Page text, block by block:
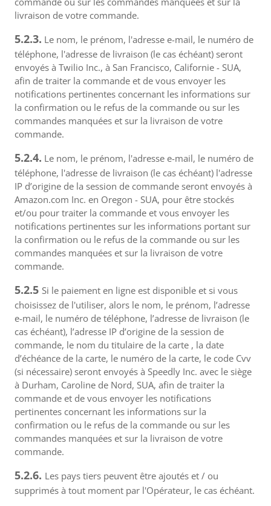
livraison de votre commande.
5.2.3. Le nom, le prénom, l'adresse e-mail, le numéro de
téléphone, l'adresse de livraison (le cas échéant) seront
envoyés à Twilio Inc., à San Francisco, Californie - SUA,
afin de traiter la commande et de vous envoyer les
notifications pertinentes concernant les informations sur
la confirmation ou le refus de la commande ou sur les
commandes manquées et sur la livraison de votre
commande.
5.2.4. Le nom, le prénom, l'adresse e-mail, le numéro de
téléphone, l'adresse de livraison (le cas échéant) l'adresse
IP d’origine de la session de commande seront envoyés à
Amazon.com Inc. en Oregon - SUA, pour être stockés
et/ou pour traiter la commande et vous envoyer les
notifications pertinentes sur les informations portant sur
la confirmation ou le refus de la commande ou sur les
commandes manquées et sur la livraison de votre
commande.
5.2.5 Si le paiement en ligne est disponible et si vous
choisissez de l'utiliser, alors le nom, le prénom, l’adresse
e-mail, le numéro de téléphone, l’adresse de livraison (le
cas échéant), l’adresse IP d’origine de la session de
commande, le nom du titulaire de la carte , la date
d’échéance de la carte, le numéro de la carte, le code Cvv
(si nécessaire) seront envoyés à Speedly Inc. avec le siège
à Durham, Caroline de Nord, SUA, afin de traiter la
commande et de vous envoyer les notifications
pertinentes concernant les informations sur la
confirmation ou le refus de la commande ou sur les
commandes manquées et sur la livraison de votre
commande.
5.2.6. Les pays tiers peuvent être ajoutés et / ou
supprimés à tout moment par l'Opérateur, le cas échéant.